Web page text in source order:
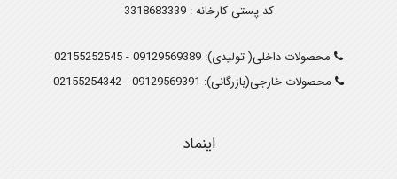
کد پستی کارخانه : 3318683339
محصولات داخلی( تولیدی): 09129569389
-
02155252545
محصولات خارجی(بازرگانی): 09129569391
-
02155254342
اینماد